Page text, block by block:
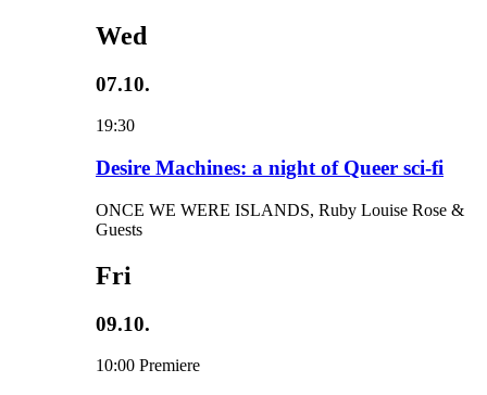
Wed
07.10.
19:30
Desire Machines: a night of Queer sci-fi
ONCE WE WERE ISLANDS, Ruby Louise Rose &
Guests
Fri
09.10.
10:00 Premiere